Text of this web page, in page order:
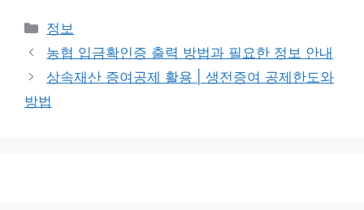
카
테
고
리
정보
농협 입금확인증 출력 방법과 필요한 정보 안내
상속재산 증여공제 활용 | 생전증여 공제한도와
방법